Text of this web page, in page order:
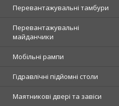
Перевантажувальні тамбури
Перевантажувальні
майданчики
Мобільні рампи
Гідравлічні підйомні столи
Маятникові двері та завіси